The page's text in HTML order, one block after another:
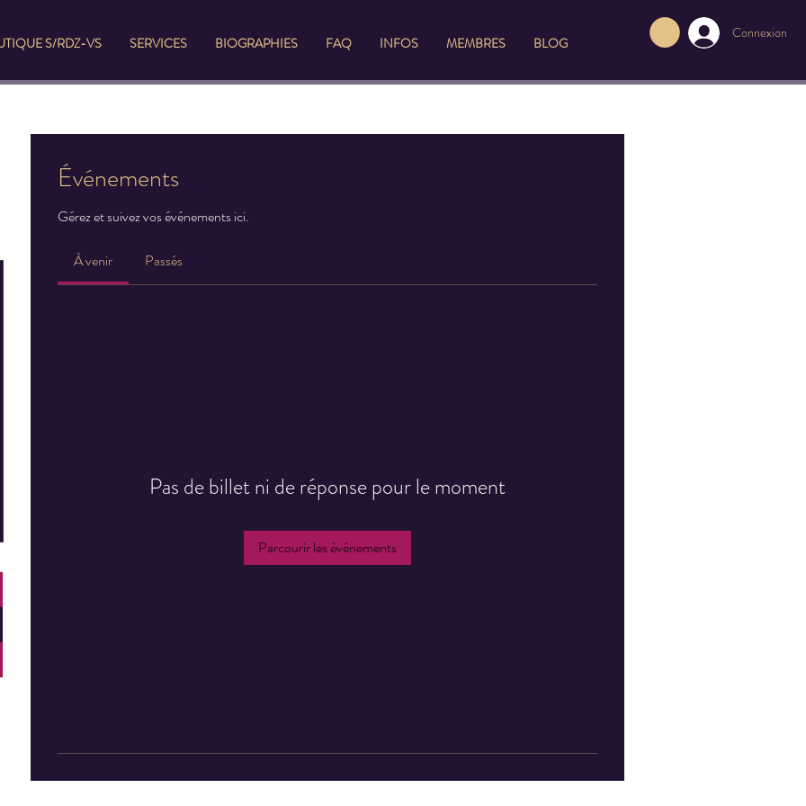
S/RDZ-VS SERVICES BIOGRAPHIES FAQ INFOS MEMBRES BLOG
Connexion
Événements
Gérez et suivez vos événements ici.
À venir Passés
Pas de billet ni de réponse pour le moment
Parcourir les événements